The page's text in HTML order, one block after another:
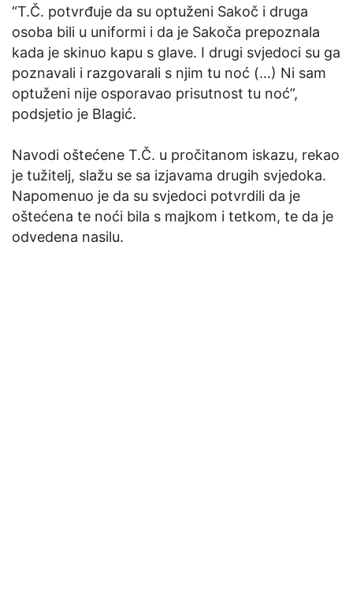
“T.Č. potvrđuje da su optuženi Sakoč i druga
osoba bili u uniformi i da je Sakoča prepoznala
kada je skinuo kapu s glave. I drugi svjedoci su ga
poznavali i razgovarali s njim tu noć (…) Ni sam
optuženi nije osporavao prisutnost tu noć”,
podsjetio je Blagić.
Navodi oštećene T.Č. u pročitanom iskazu, rekao
je tužitelj, slažu se sa izjavama drugih svjedoka.
Napomenuo je da su svjedoci potvrdili da je
oštećena te noći bila s majkom i tetkom, te da je
odvedena nasilu.